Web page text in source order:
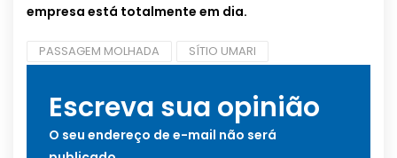
empresa está totalmente em dia.
PASSAGEM MOLHADA SÍTIO UMARI
Escreva sua opinião
O seu endereço de e-mail não será